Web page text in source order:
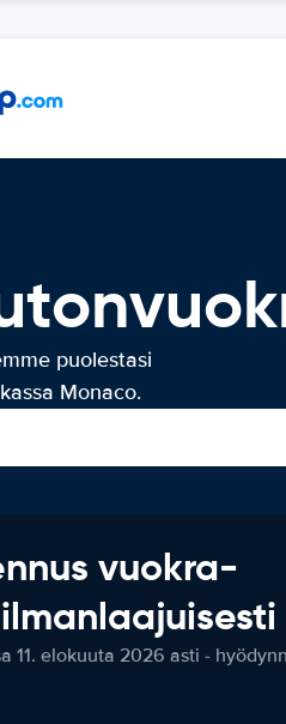
puolestasi
Monaco.
vuokra-
11. elokuuta 2026 asti -